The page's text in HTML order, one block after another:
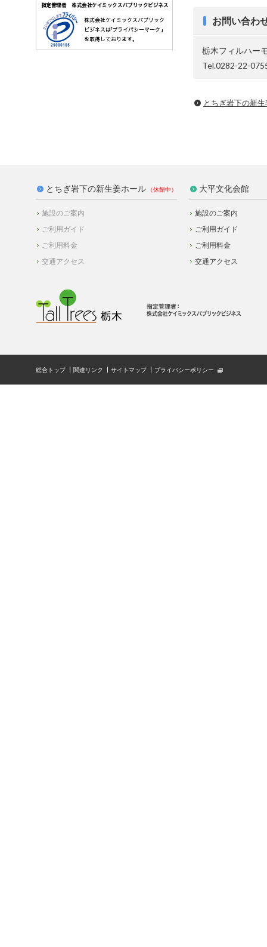
お問い合わ
栃木フィルハー
Tel.0282-22-
とちぎ岩下の新
とちぎ岩下の新生姜ホール
施設のご案内
ご利用ガイド
ご利用料金
交通アクセス
大平文化会館
施設のご案内
ご利用ガイド
ご利用料金
交通アクセス
総合トップ 関連リンク サイトマップ プライバシーポリシー